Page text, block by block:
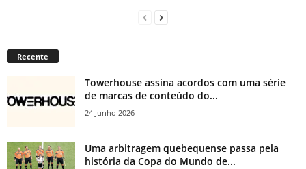
Recente
Towerhouse assina acordos com uma série
de marcas de conteúdo do...
24 Junho 2026
Uma arbitragem quebequense passa pela
história da Copa do Mundo de...